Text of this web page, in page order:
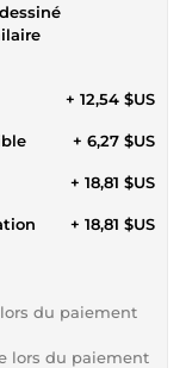
+ 12,54 $US
+ 6,27 $US
+ 18,81 $US
+ 18,81 $US
du paiement
lors du paiement